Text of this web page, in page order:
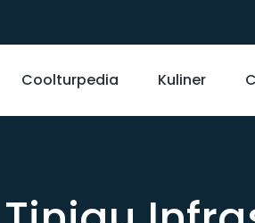
Coolturpedia Kuliner